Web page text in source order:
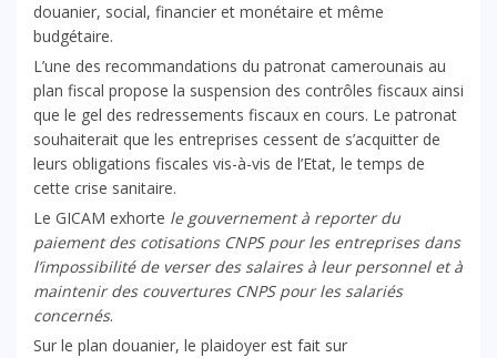
douanier, social, financier et monétaire et même
budgétaire.
L’une des recommandations du patronat camerounais au
plan fiscal propose la suspension des contrôles fiscaux ainsi
que le gel des redressements fiscaux en cours. Le patronat
souhaiterait que les entreprises cessent de s’acquitter de
leurs obligations fiscales vis-à-vis de l’Etat, le temps de
cette crise sanitaire.
Le GICAM exhorte le gouvernement à reporter du
paiement des cotisations CNPS pour les entreprises dans
l’impossibilité de verser des salaires à leur personnel et à
maintenir des couvertures CNPS pour les salariés
concernés.
Sur le plan douanier, le plaidoyer est fait sur